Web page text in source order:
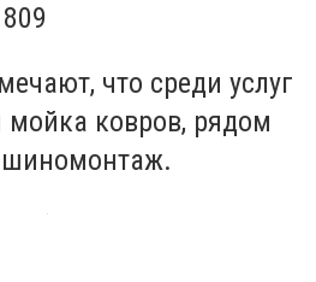
что среди услуг
мойка ковров, рядом
шиномонтаж.